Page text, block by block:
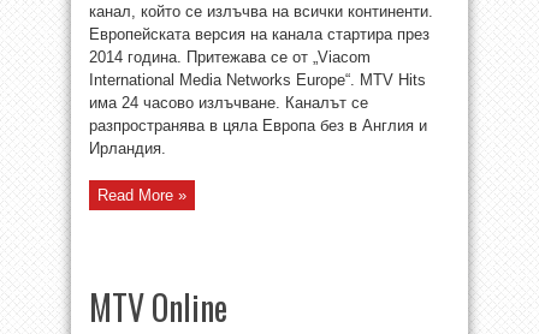
канал, който се излъчва на всички континенти.
Европейската версия на канала стартира през
2014 година. Притежава се от „Viacom
International Media Networks Europe“. MTV Hits
има 24 часово излъчване. Каналът се
разпространява в цяла Европа без в Англия и
Ирландия.
Read More »
MTV Online